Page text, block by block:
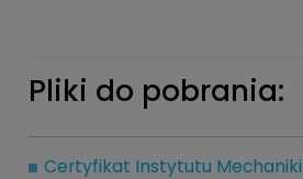
Pliki do pobrania:
Certyfikat Instytutu